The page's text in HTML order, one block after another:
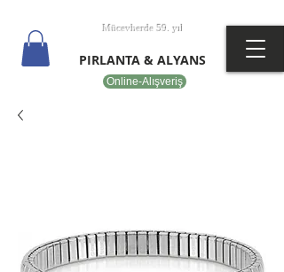
Online-Alışveriş
Mücevherde 59. yıl
PIRLANTA & ALYANS